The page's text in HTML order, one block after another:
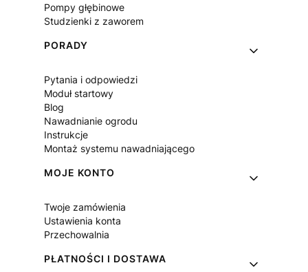
Pompy głębinowe
Studzienki z zaworem
PORADY
Pytania i odpowiedzi
Moduł startowy
Blog
Nawadnianie ogrodu
Instrukcje
Montaż systemu nawadniającego
MOJE KONTO
Twoje zamówienia
Ustawienia konta
Przechowalnia
PŁATNOŚCI I DOSTAWA